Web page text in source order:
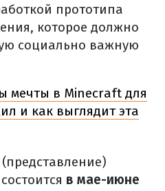
прототипа
которое должно
социально важную
мечты в Minecraft для
и как выглядит эта
в мае-июне